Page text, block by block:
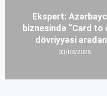
Ekspert:
biznesində “Card to
dövriyyəsi
03/08/2026